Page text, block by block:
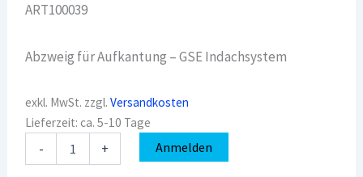
ART100039
Abzweig für Aufkantung – GSE Indachsystem
exkl. MwSt. zzgl.Versandkosten
Lieferzeit:ca. 5-10 Tage
-
Top
+ Anmelden